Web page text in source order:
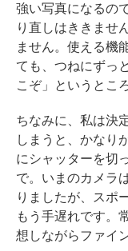
強い写真になるの
り直しはききませ
ません。使える機
ても、つねにずっ
こぞ」というとこ
ちなみに、私は決
しまうと、かなり
にシャッターを切
で。いまのカメラ
りましたが、スポ
もう手遅れです。
想しながらファイ